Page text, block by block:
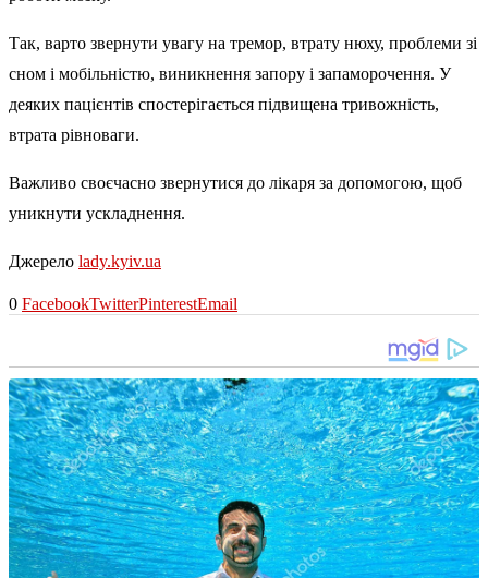
Так, варто звернути увагу на тремор, втрату нюху, проблеми зі
сном і мобільністю, виникнення запору і запаморочення. У
деяких пацієнтів спостерігається підвищена тривожність,
втрата рівноваги.
Важливо своєчасно звернутися до лікаря за допомогою, щоб
уникнути ускладнення.
Джерело lady.kyiv.ua
0 FacebookTwitterPinterestEmail